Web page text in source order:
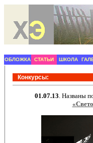
ОБЛОЖКА СТАТЬИ ШКОЛА
Конкурсы:
01.07.13. Названы